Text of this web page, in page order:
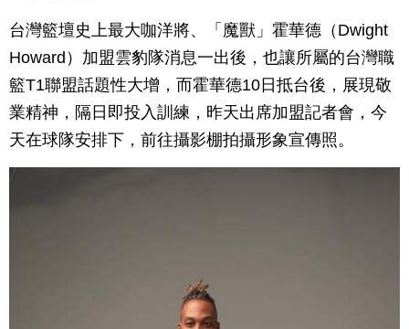
台灣籃壇史上最大咖洋將、「魔獸」霍華德（Dwight
Howard）加盟雲豹隊消息一出後，也讓所屬的台灣職
籃T1聯盟話題性大增，而霍華德10日抵台後，展現敬
業精神，隔日即投入訓練，昨天出席加盟記者會，今
天在球隊安排下，前往攝影棚拍攝形象宣傳照。